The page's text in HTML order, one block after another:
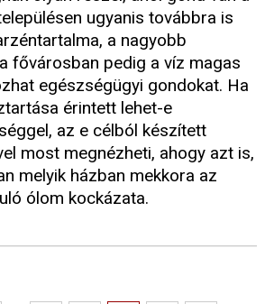
ugyanis továbbra is
a nagyobb
fővárosban pedig a víz magas
egészségügyi gondokat. Ha
érintett lehet-e
az e célból készített
most megnézheti, ahogy azt is,
melyik házban mekkora az
ólom kockázata.